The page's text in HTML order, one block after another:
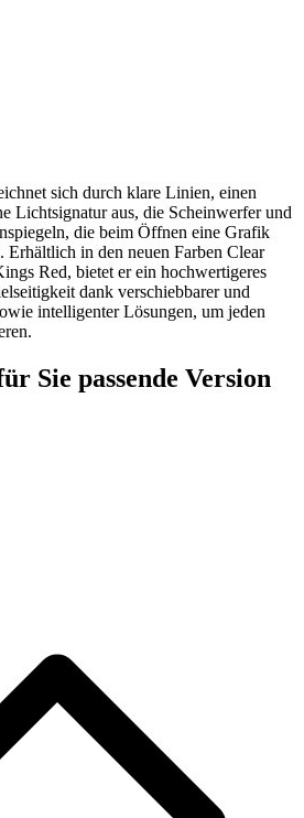
sich durch klare Linien, einen
Lichtsignatur aus, die Scheinwerfer und
die beim Öffnen eine Grafik
Erhältlich in den neuen Farben Clear
Red, bietet er ein hochwertigeres
dank verschiebbarer und
intelligenter Lösungen, um jeden
Sie passende Version